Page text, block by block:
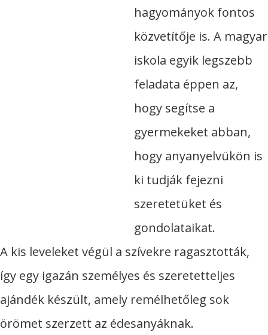
hagyományok fontos
közvetítője is. A magyar
iskola egyik legszebb
feladata éppen az,
hogy segítse a
gyermekeket abban,
hogy anyanyelvükön is
ki tudják fejezni
szeretetüket és
gondolataikat.
A kis leveleket végül a szívekre ragasztották,
így egy igazán személyes és szeretetteljes
ajándék készült, amely remélhetőleg sok
örömet szerzett az édesanyáknak.